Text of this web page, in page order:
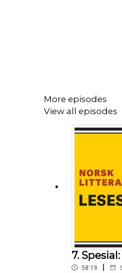
More episodes
View all episodes
7.
58:19 |